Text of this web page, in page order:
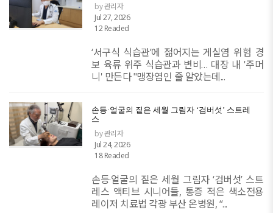
by 관리자
Jul 27, 2026
12 Readed
‘서구식 식습관’에 젊어지는 게실염 위험 경
보 육류 위주 식습관과 변비… 대장 내 '주머
니' 만든다 "맹장염인 줄 알았는데...
손등·얼굴의 짙은 세월 그림자 ‘검버섯’ 스트레
스
by 관리자
Jul 24, 2026
18 Readed
손등·얼굴의 짙은 세월 그림자 ‘검버섯’ 스트
레스 액티브 시니어들, 통증 적은 색소전용
레이저 치료법 각광 부산 온병원, “...